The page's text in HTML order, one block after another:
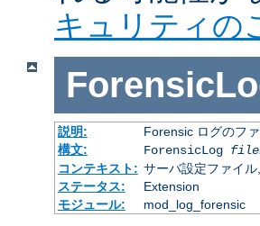
キュリティの
説明:
Forensic ログのフ
構文:
ForensicLog
コンテキスト: サーバ設定ファイ
ステータス:
Extension
モジュール:
mod_log_forensic